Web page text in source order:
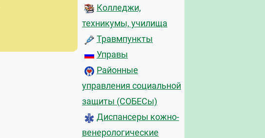
Колледжи,
техникумы, училища
Травмпункты
Управы
Районные
управления социальной
защиты (СОБЕСы)
Диспансеры кожно-
венерологические